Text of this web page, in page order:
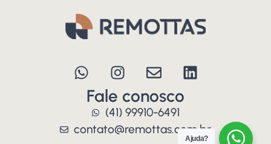
Fale conosco
(41) 99910-6491
contato@remottas.com.br
Ajuda?